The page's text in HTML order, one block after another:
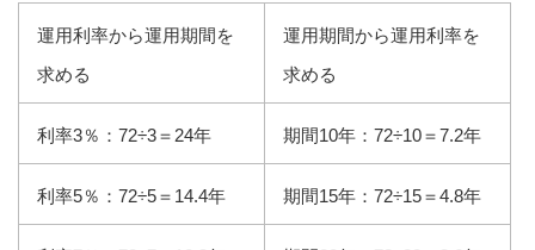
運用利率から運用期間を
求める
運用期間から運用利率を
求める
利率3％：72÷3＝24年 期間10年：72÷10＝7.2年
利率5％：72÷5＝14.4年 期間15年：72÷15＝4.8年